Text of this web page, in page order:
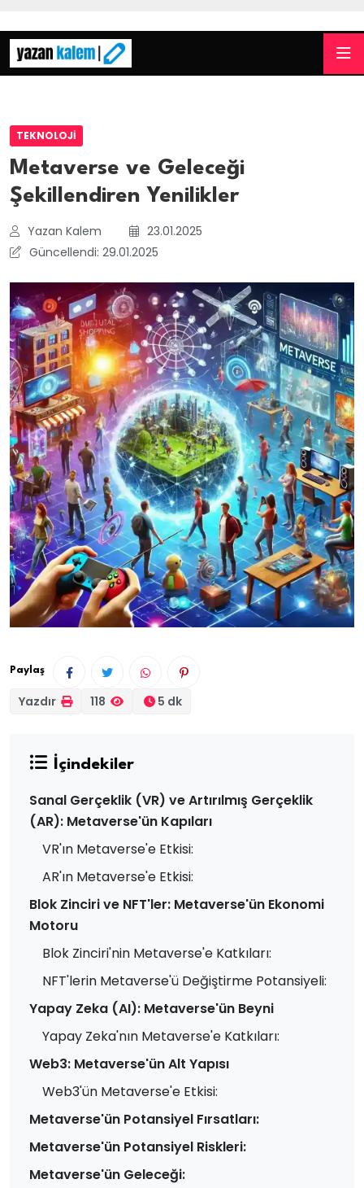
TEKNOLOJI
Metaverse ve Geleceği
Şekillendiren Yenilikler
Yazan Kalem
23.01.2025
Güncellendi: 29.01.2025
Paylaş
Yazdır 118 5 dk
İçindekiler
Sanal Gerçeklik (VR) ve Artırılmış Gerçeklik
(AR): Metaverse'ün Kapıları
VR'ın Metaverse'e Etkisi:
AR'ın Metaverse'e Etkisi:
Blok Zinciri ve NFT'ler: Metaverse'ün Ekonomi
Motoru
Blok Zinciri'nin Metaverse'e Katkıları:
NFT'lerin Metaverse'ü Değiştirme Potansiyeli:
Yapay Zeka (AI): Metaverse'ün Beyni
Yapay Zeka'nın Metaverse'e Katkıları:
Web3: Metaverse'ün Alt Yapısı
Web3'ün Metaverse'e Etkisi:
Metaverse'ün Potansiyel Fırsatları:
Metaverse'ün Potansiyel Riskleri:
Metaverse'ün Geleceği: